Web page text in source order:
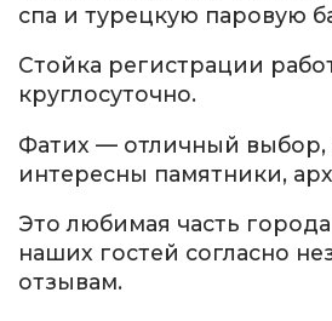
спа и турецкую паровую
Стойка регистрации
круглосуточно.
Фатих — отличный выбор,
интересны памятники,
Это любимая часть
наших гостей согласно
отзывам.